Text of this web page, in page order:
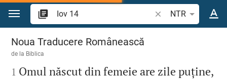
Sari la conținut
Căutați un verset
NTR
Iov 14
Noua Traducere Românească
de la Biblica

1 Omul născut din femeie are zile puține,